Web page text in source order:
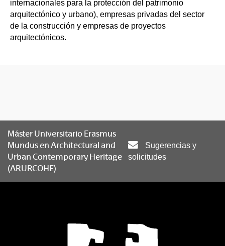
internacionales para la protección del patrimonio
arquitectónico y urbano), empresas privadas del sector
de la construcción y empresas de proyectos
arquitectónicos.
Máster Universitario Erasmus
Mundus en Architectural and
Urban Contemporary Heritage
(ARURCOHE)
Sugerencias y
solicitudes